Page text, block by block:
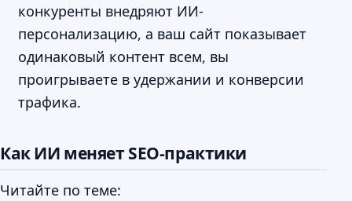
конкуренты внедряют ИИ-
персонализацию, а ваш сайт показывает
одинаковый контент всем, вы
проигрываете в удержании и конверсии
трафика.
Как ИИ меняет SEO-практики
Читайте по теме: